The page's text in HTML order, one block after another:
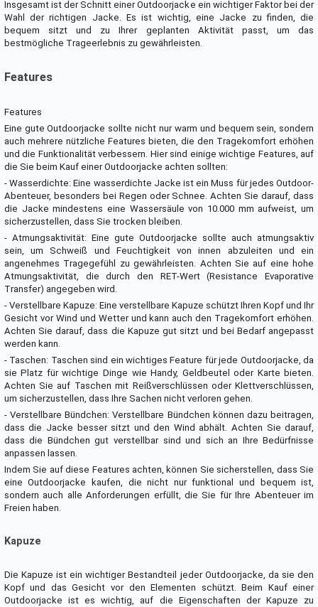
Insgesamt ist der Schnitt einer Outdoorjacke ein wichtiger Faktor bei der
Wahl der richtigen Jacke. Es ist wichtig, eine Jacke zu finden, die
bequem sitzt und zu Ihrer geplanten Aktivität passt, um das
bestmögliche Trageerlebnis zu gewährleisten.
Features
Features
Eine gute Outdoorjacke sollte nicht nur warm und bequem sein, sondern
auch mehrere nützliche Features bieten, die den Tragekomfort erhöhen
und die Funktionalität verbessern. Hier sind einige wichtige Features, auf
die Sie beim Kauf einer Outdoorjacke achten sollten:
- Wasserdichte: Eine wasserdichte Jacke ist ein Muss für jedes Outdoor-
Abenteuer, besonders bei Regen oder Schnee. Achten Sie darauf, dass
die Jacke mindestens eine Wassersäule von 10.000 mm aufweist, um
sicherzustellen, dass Sie trocken bleiben.
- Atmungsaktivität: Eine gute Outdoorjacke sollte auch atmungsaktiv
sein, um Schweiß und Feuchtigkeit von innen abzuleiten und ein
angenehmes Tragegefühl zu gewährleisten. Achten Sie auf eine hohe
Atmungsaktivität, die durch den RET-Wert (Resistance Evaporative
Transfer) angegeben wird.
- Verstellbare Kapuze: Eine verstellbare Kapuze schützt Ihren Kopf und Ihr
Gesicht vor Wind und Wetter und kann auch den Tragekomfort erhöhen.
Achten Sie darauf, dass die Kapuze gut sitzt und bei Bedarf angepasst
werden kann.
- Taschen: Taschen sind ein wichtiges Feature für jede Outdoorjacke, da
sie Platz für wichtige Dinge wie Handy, Geldbeutel oder Karte bieten.
Achten Sie auf Taschen mit Reißverschlüssen oder Klettverschlüssen,
um sicherzustellen, dass Ihre Sachen nicht verloren gehen.
- Verstellbare Bündchen: Verstellbare Bündchen können dazu beitragen,
dass die Jacke besser sitzt und den Wind abhält. Achten Sie darauf,
dass die Bündchen gut verstellbar sind und sich an Ihre Bedürfnisse
anpassen lassen.
Indem Sie auf diese Features achten, können Sie sicherstellen, dass Sie
eine Outdoorjacke kaufen, die nicht nur funktional und bequem ist,
sondern auch alle Anforderungen erfüllt, die Sie für Ihre Abenteuer im
Freien haben.
Kapuze
Die Kapuze ist ein wichtiger Bestandteil jeder Outdoorjacke, da sie den
Kopf und das Gesicht vor den Elementen schützt. Beim Kauf einer
Outdoorjacke ist es wichtig, auf die Eigenschaften der Kapuze zu